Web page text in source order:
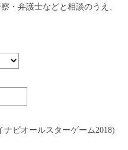
・弁護士などと相談のうえ、
ナビオールスターゲーム2018)